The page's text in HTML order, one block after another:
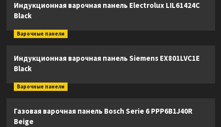
Индукционная варочная панель Electrolux LIL61424C
Black
Варочные панели
Индукционная варочная панель Siemens EX801LVC1E
Black
Варочные панели
Газовая варочная панель Bosch Serie 6 PPP6B1J40R
Beige